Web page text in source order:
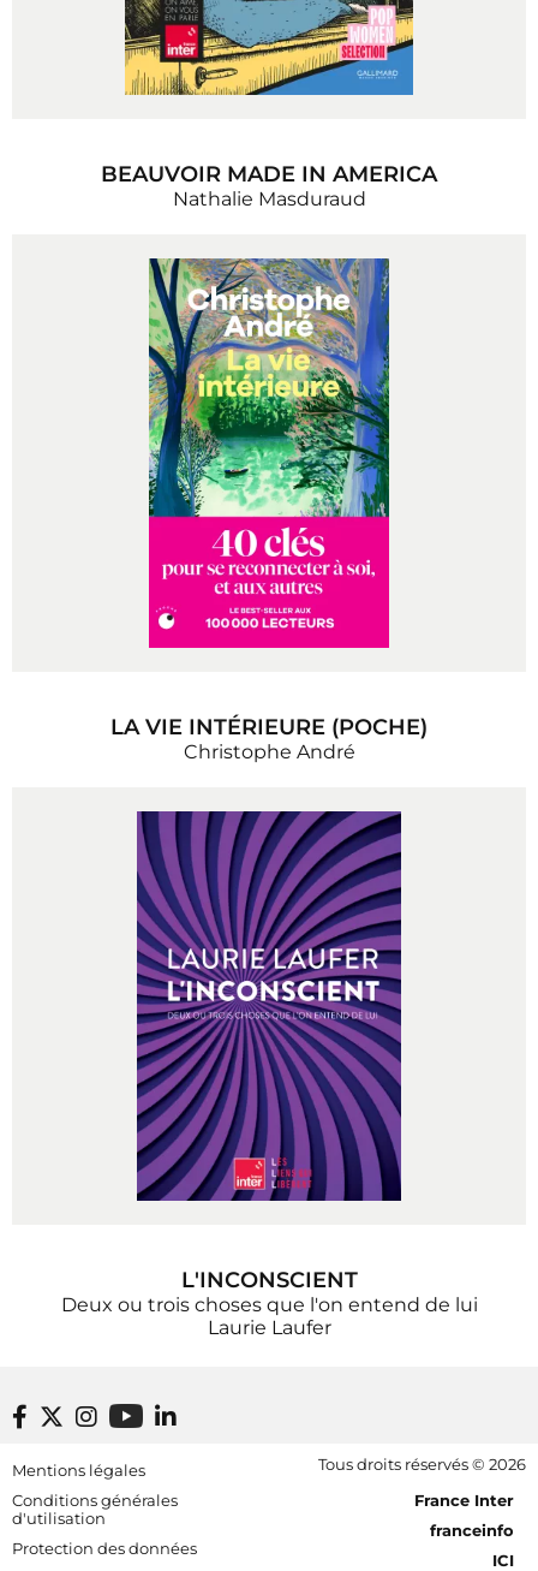
BEAUVOIR MADE IN AMERICA
Nathalie Masduraud
LA VIE INTÉRIEURE (POCHE)
Christophe André
L'INCONSCIENT
Deux ou trois choses que l'on entend de lui
Laurie Laufer
Footer bottom
Mentions légales
Conditions générales
d'utilisation
Protection des données
Tous droits réservés © 2026
[RDF] Pied de page - Mobile
France Inter
franceinfo
ICI